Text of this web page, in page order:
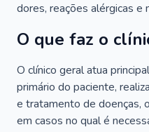
dores, reações alérgicas e
O que faz o
O clínico geral atua
primário do paciente,
e tratamento de doenças,
em casos no qual é